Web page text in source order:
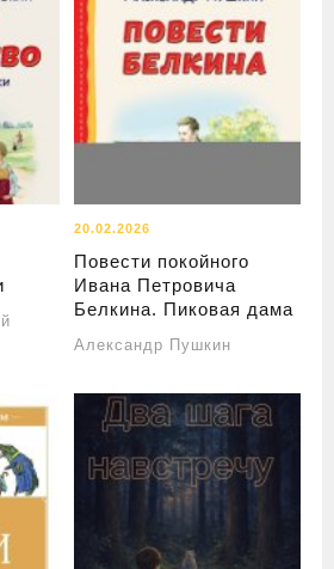
20.02.2026
Повести покойного
Ивана Петровича
Белкина. Пиковая дама
Александр Пушкин